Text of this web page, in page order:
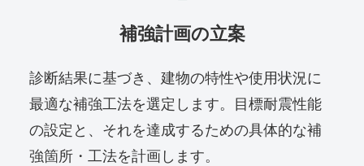
補強計画の立案
診断結果に基づき、建物の特性や使用状況に
最適な補強工法を選定します。目標耐震性能
の設定と、それを達成するための具体的な補
強箇所・工法を計画します。